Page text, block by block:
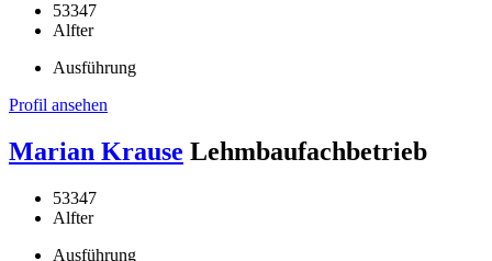
53347
Alfter
Ausführung
Profil ansehen
Marian Krause Lehmbaufachbetrieb
53347
Alfter
Ausführung